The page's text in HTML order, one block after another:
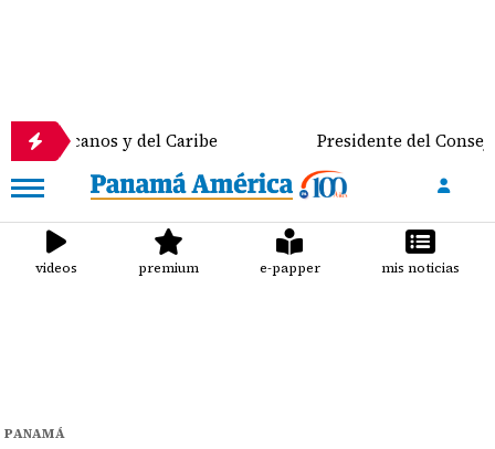
y del Caribe Presidente del Consejo
videos premium e-papper mis noticias
PANAMÁ